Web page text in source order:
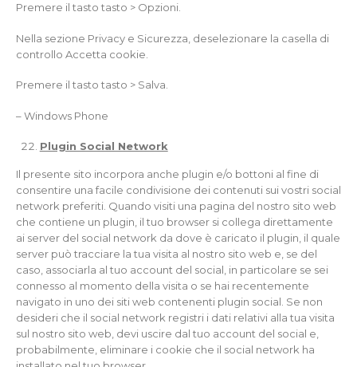
Premere il tasto tasto > Opzioni.
Nella sezione Privacy e Sicurezza, deselezionare la casella di
controllo Accetta cookie.
Premere il tasto tasto > Salva.
– Windows Phone
Plugin Social Network
Il presente sito incorpora anche plugin e/o bottoni al fine di
consentire una facile condivisione dei contenuti sui vostri social
network preferiti. Quando visiti una pagina del nostro sito web
che contiene un plugin, il tuo browser si collega direttamente
ai server del social network da dove è caricato il plugin, il quale
server può tracciare la tua visita al nostro sito web e, se del
caso, associarla al tuo account del social, in particolare se sei
connesso al momento della visita o se hai recentemente
navigato in uno dei siti web contenenti plugin social. Se non
desideri che il social network registri i dati relativi alla tua visita
sul nostro sito web, devi uscire dal tuo account del social e,
probabilmente, eliminare i cookie che il social network ha